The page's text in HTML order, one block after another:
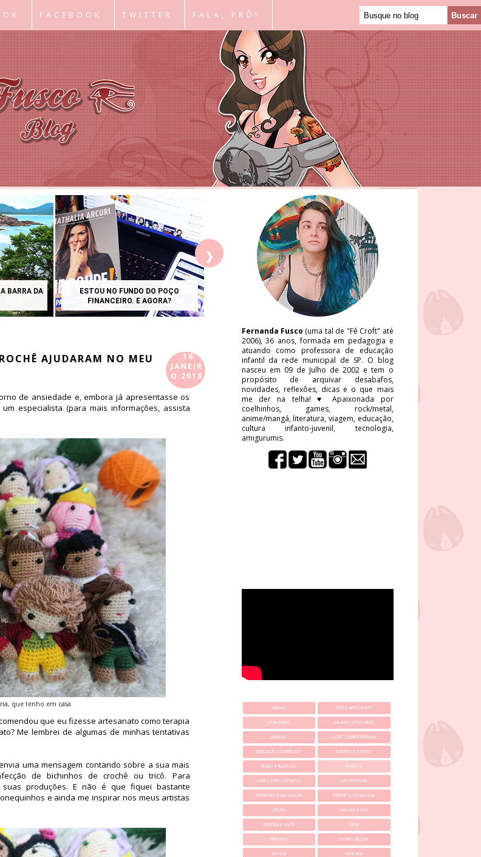
FACEBOOK TWITTER FALA, PRÔ!
BARRA DA
ESTOU NO FUNDO DO POÇO
FINANCEIRO. E AGORA?
❯
16
JANEIR
O 2018
AJUDARAM NO MEU
de ansiedade e, embora já apresentasse os
especialista (para mais informações, assista
que tenho em casa
que eu fizesse artesanato como terapia
Me lembrei de algumas de minhas tentativas
uma mensagem contando sobre a sua mais
de bichinhos de crochê ou tricô. Para
produções. E não é que fiquei bastante
e ainda me inspirar nos meus artistas
Fernanda Fusco (uma tal de "Fê Croft" até
2006), 36 anos, formada em pedagogia e
atuando como professora de educação
infantil da rede municipal de SP. O blog
nasceu em 09 de Julho de 2002 e tem o
propósito de arquivar desabafos,
novidades, reflexões, dicas e o que mais
me der na telha! ♥ Apaixonada por
coelhinhos, games, rock/metal,
anime/mangá, literatura, viagem, educação,
cultura infanto-juvenil, tecnologia,
amigurumis.
ANIMAIS ARTE E ARTESANATO
ATUALIDADES BALADAS E PASSEIOS
BANDAS DATAS COMEMORATIVAS
EDUCAÇÃO E CURRÍCULO EVENTOS E SHOWS
FILMES E TELEVISÃO FINANÇAS
GAMES E PASSATEMPOS GASTRONOMIA
INTERIORES E DECORAÇÃO INTERNET E TECNOLOGIA
LEITURA MANGÁS E HQS
MEDICINA E SAÚDE MEME
MEMORIAS MODA E BELEZA
MÚSICA PAPELARIA